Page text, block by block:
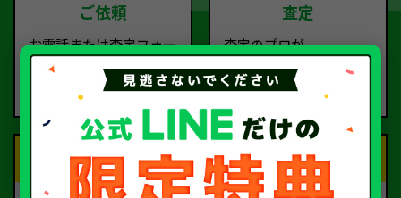
ご依頼
お電話または査定フォー
ムより
ご依頼ください。
査定
査定のプロが
お電話で回答いたしま
す。
Step.3 Step.4